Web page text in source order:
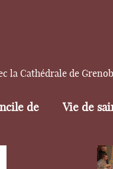
la Cathédrale de
de
Vie de